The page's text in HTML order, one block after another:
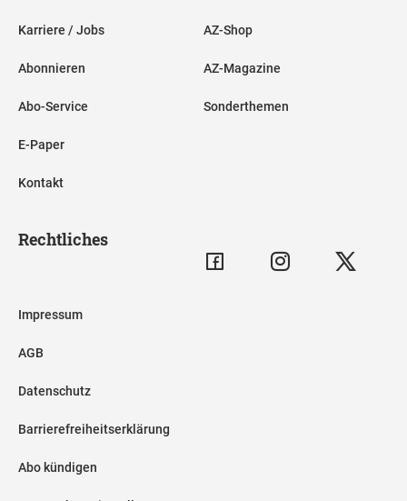
Karriere / Jobs
Abonnieren
Abo-Service
E-Paper
Kontakt
AZ-Shop
AZ-Magazine
Sonderthemen
Rechtliches
Impressum
AGB
Datenschutz
Barrierefreiheitserklärung
Abo kündigen